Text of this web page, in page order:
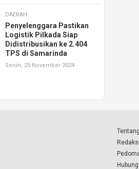
DAERAH
Penyelenggara Pastikan
Logistik Pilkada Siap
Didistribusikan ke 2.404
TPS di Samarinda
Senin, 25 November 2024
Redaksi